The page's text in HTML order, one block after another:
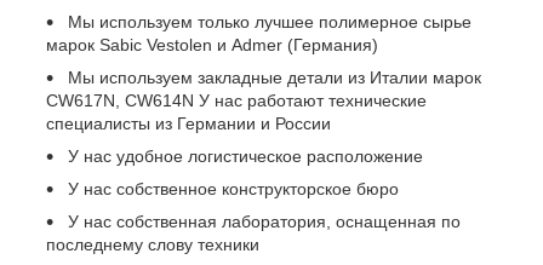
Мы используем только лучшее полимерное сырье
марок Sabic Vestolen и Admer (Германия)
Мы используем закладные детали из Италии марок
CW617N, CW614N У нас работают технические
специалисты из Германии и России
У нас удобное логистическое расположение
У нас собственное конструкторское бюро
У нас собственная лаборатория, оснащенная по
последнему слову техники